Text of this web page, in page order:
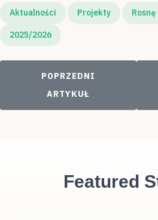
Aktualności Projekty
2025/2026
POPRZEDNI ARTYKUŁ:
POPRZEDNI
ARTYKUŁ
Featured